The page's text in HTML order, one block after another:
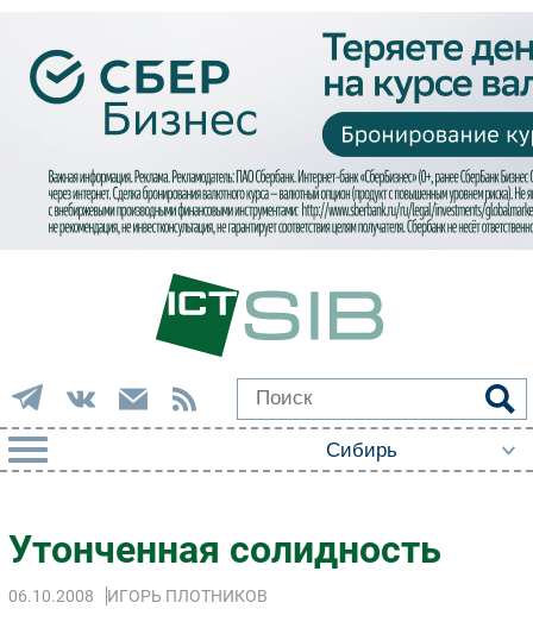
Импорто­замещение
Автоматизация Промышленности
Утонченная солидность
06.10.2008 ИГОРЬ ПЛОТНИКОВ